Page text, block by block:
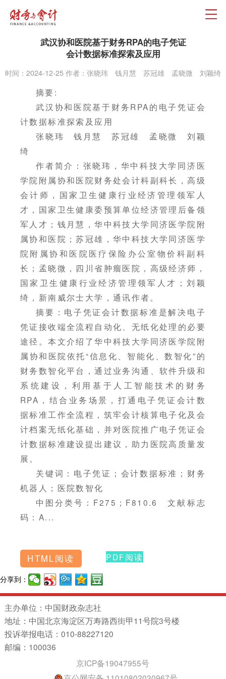
武汉协和医院基于财务RPA的电子凭证
会计数据标准探索及应用
时间：2024-12-25 作者：张晓玮 钱月慧 苏冠雄 孟晓微 刘颖绮
摘要:
武汉协和医院基于财务RPA的电子凭证会
计数据标准探索及应用
张晓玮 钱月慧 苏冠雄 孟晓微 刘颖
绮
作者简介：张晓玮，华中科技大学同济医
学院附属协和医院财务处会计科副科长，高级
会计师，国家卫生健康行业经济管理领军人
才，国家卫生健康委预算单位经济管理后备领
军人才；钱月慧，华中科技大学同济医学院附
属协和医院；苏冠雄，华中科技大学同济医学
院附属协和医院医疗保险办公室物价科副科
长；孟晓微，四川省肿瘤医院，高级经济师，
国家卫生健康行业经济管理领军人才；刘颖
绮，新南威尔士大学，通讯作者。
摘要：电子凭证会计数据标准是解决电子
凭证接收端全流程自动化、无纸化处理的必要
途径。本文介绍了华中科技大学同济医学院附
属协和医院依托“信息化、智能化、数智化”的
财务数智化平台，通过业务沟通、软件升级和
系统建设，利用基于人工智能技术的财务
RPA，结合业务场景，打通电子凭证会计数
据标准工作全流程，筑牢会计核算电子化及会
计档案无纸化基础，并对医院推广电子凭证会
计数据标准建设提出建议，助力医院高质量发
展。
关键词：电子凭证；会计数据标准；财务
机器人；医院数智化
中图分类号：F275；F810.6 文献标志
码：A...
HTML阅读 PDF阅读
分享到：
主办单位：中国财政杂志社
地址：中国北京海淀区万寿路西街甲11号院3号楼
投诉举报电话：010-88227120
邮编：100036
京ICP备19047955号